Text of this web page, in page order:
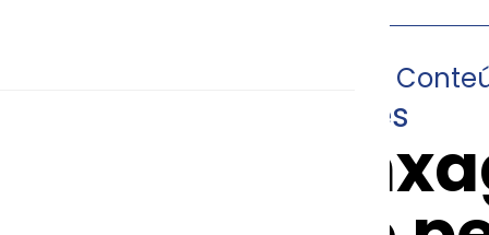
Informes
Uso de